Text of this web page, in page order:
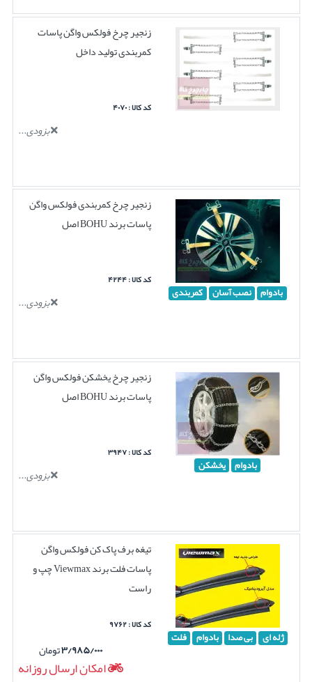
زنجیر چرخ فولکس واگن پاسات
کمربندی تولید داخل
کد کالا : ۴۰۷۰
بزودی...
بادوام نصب آسان کمربندی
زنجیر چرخ کمربندی فولکس واگن
پاسات برند BOHU اصل
کد کالا : ۴۲۴۴
بزودی...
بادوام یخشکن
زنجیر چرخ یخشکن فولکس واگن
پاسات برند BOHU اصل
کد کالا : ۳۹۴۷
بزودی...
ژله ای بی صدا بادوام فلت
تیغه برف پاک کن فولکس واگن
پاسات فلت برند Viewmax چپ و
راست
کد کالا : ۹۷۶۲
۳/۹۸۵/۰۰۰تومان
امکان ارسال روزانه